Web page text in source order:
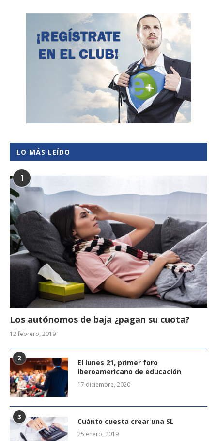
LO MÁS LEÍDO
1
Los autónomos de baja ¿pagan su cuota?
12 febrero, 2019
2
El lunes 21, primer foro
iberoamericano de educación
17 diciembre, 2020
3 Cuánto cuesta crear una SL
25 enero, 2019